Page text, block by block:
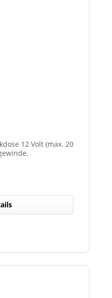
12 Volt (max. 20